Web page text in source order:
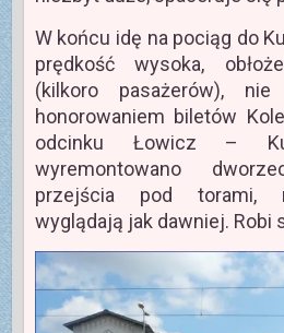
W końcu idę na pociąg do
prędkość wysoka,
(kilkoro pasażerów),
honorowaniem biletów
odcinku Łowicz –
wyremontowano
przejścia pod torami,
wyglądają jak dawniej. Robi